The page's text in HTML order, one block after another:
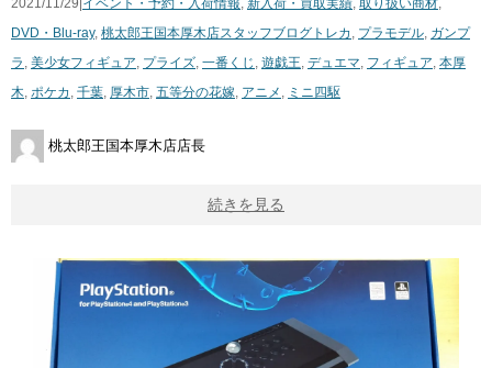
2021/11/29| イベント・予約・入荷情報, 新入荷・買取実績, 取り扱い商材,
DVD・Blu-ray, 桃太郎王国本厚木店スタッフブログ トレカ , プラモデル, ガンプ
ラ , 美少女フィギュア, プライズ, 一番くじ , 遊戯王, デュエマ, フィギュア, 本厚
木, ポケカ , 千葉, 厚木市, 五等分の花嫁, アニメ , ミニ四駆
桃太郎王国本厚木店店長
続きを見る